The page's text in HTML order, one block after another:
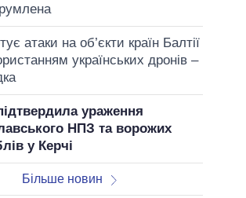
атаки на об’єкти країн Балтії
українських дронів –
ураження
НПЗ та ворожих
у Керчі
Більше новин